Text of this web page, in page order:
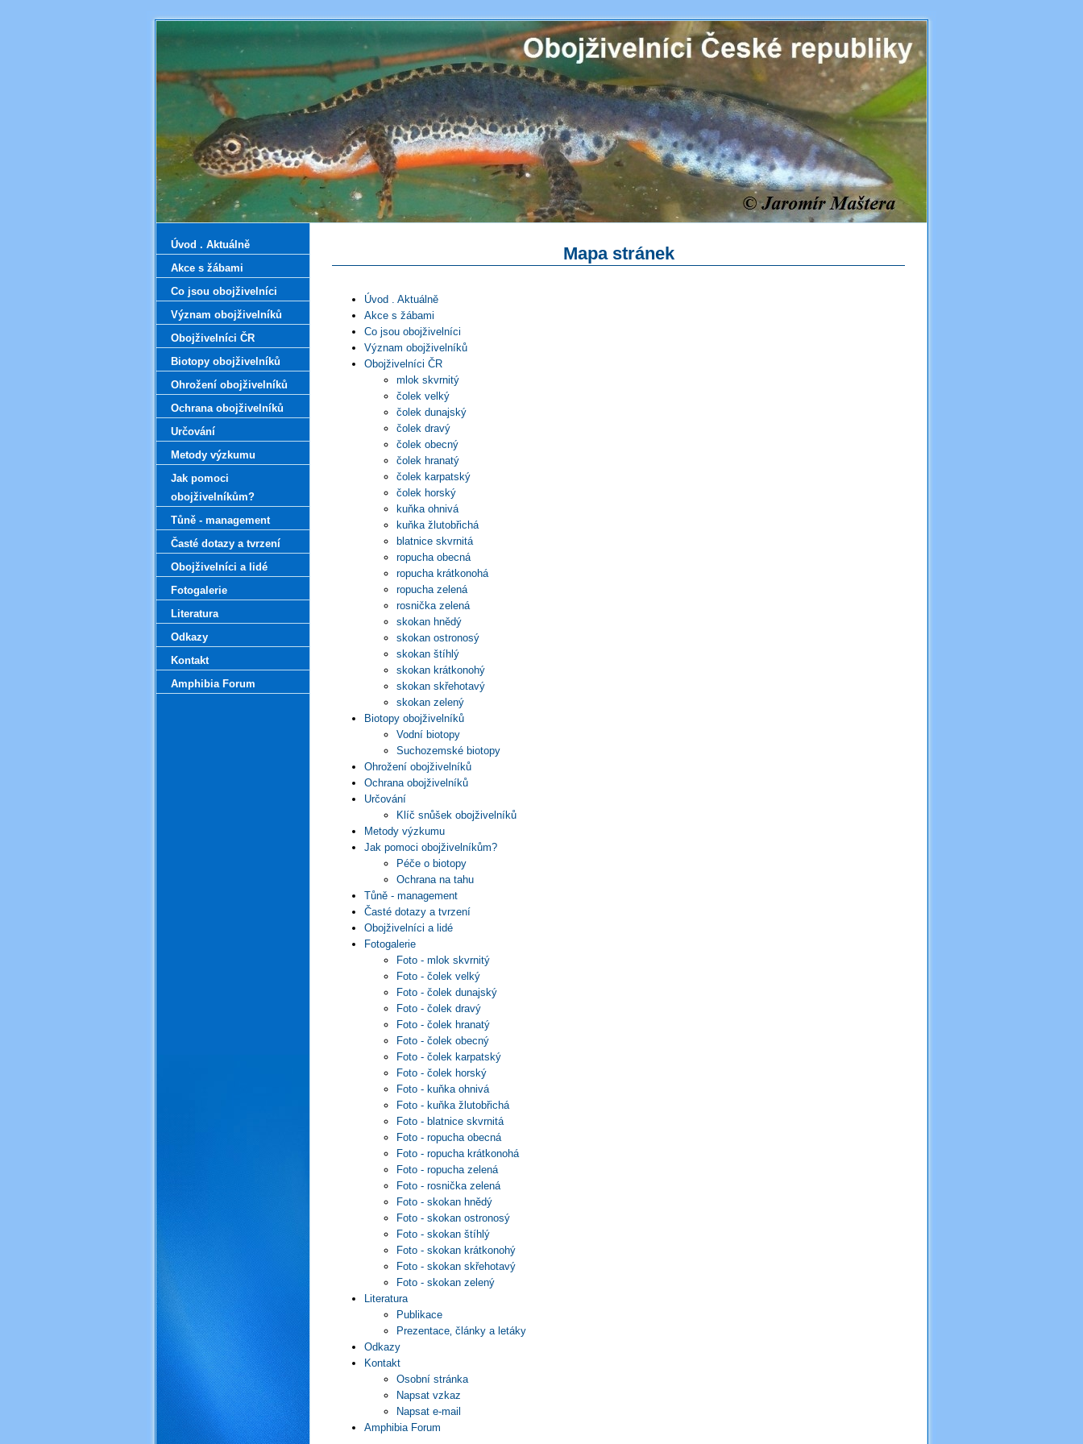
Mapa stránek
Úvod . Aktuálně
Akce s žábami
Co jsou obojživelníci
Význam obojživelníků
Obojživelníci ČR
mlok skvrnitý
čolek velký
čolek dunajský
čolek dravý
čolek obecný
čolek hranatý
čolek karpatský
čolek horský
kuňka ohnivá
kuňka žlutobřichá
blatnice skvrnitá
ropucha obecná
ropucha krátkonohá
ropucha zelená
rosnička zelená
skokan hnědý
skokan ostronosý
skokan štíhlý
skokan krátkonohý
skokan skřehotavý
skokan zelený
Biotopy obojživelníků
Vodní biotopy
Suchozemské biotopy
Ohrožení obojživelníků
Ochrana obojživelníků
Určování
Klíč snůšek obojživelníků
Metody výzkumu
Jak pomoci obojživelníkům?
Péče o biotopy
Ochrana na tahu
Tůně - management
Časté dotazy a tvrzení
Obojživelníci a lidé
Fotogalerie
Foto - mlok skvrnitý
Foto - čolek velký
Foto - čolek dunajský
Foto - čolek dravý
Foto - čolek hranatý
Foto - čolek obecný
Foto - čolek karpatský
Foto - čolek horský
Foto - kuňka ohnivá
Foto - kuňka žlutobřichá
Foto - blatnice skvrnitá
Foto - ropucha obecná
Foto - ropucha krátkonohá
Foto - ropucha zelená
Foto - rosnička zelená
Foto - skokan hnědý
Foto - skokan ostronosý
Foto - skokan štíhlý
Foto - skokan krátkonohý
Foto - skokan skřehotavý
Foto - skokan zelený
Literatura
Publikace
Prezentace‚ články a letáky
Odkazy
Kontakt
Osobní stránka
Napsat vzkaz
Napsat e-mail
Amphibia Forum
Úvod . Aktuálně
Akce s žábami
Co jsou obojživelníci
Význam obojživelníků
Obojživelníci ČR
Biotopy obojživelníků
Ohrožení obojživelníků
Ochrana obojživelníků
Určování
Metody výzkumu
Jak pomoci
obojživelníkům?
Tůně - management
Časté dotazy a tvrzení
Obojživelníci a lidé
Fotogalerie
Literatura
Odkazy
Kontakt
Amphibia Forum